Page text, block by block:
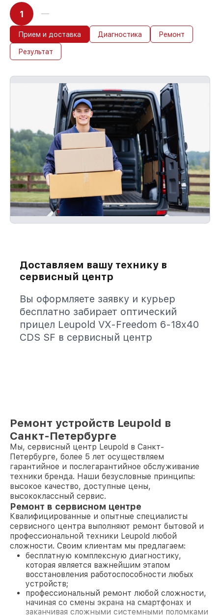
1
Прием и доставка Диагностика Ремонт
Результат
Доставляем вашу технику в
сервисный центр
Вы оформляете заявку и курьер
бесплатно забирает оптический
прицел Leupold VX-Freedom 6-18x40
CDS SF в сервисный центр
Ремонт устройств Leupold в
Санкт-Петербурге
Мы, сервисный центр Leupold в Санкт-
Петербурге, более 5 лет осуществляем
гарантийное и послегарантийное обслуживание
техники бренда. Наши безусловные принципы:
высокое качество, доступные цены,
высококлассный сервис.
Ремонт в сервисном центре
Квалифицированные и опытные специалисты
сервисного центра выполняют ремонт бытовой и
профессиональной техники Leupold любой
сложности. Своим клиентам мы предлагаем:
бесплатную комплексную диагностику,
которая является важнейшим этапом
восстановления работоспособности любых
устройств;
профессиональный ремонт любой сложности,
начиная со смены экрана на смартфонах и
заканчивая сложными системными поломками